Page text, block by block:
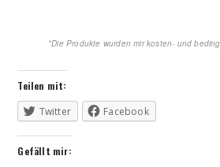
*Die Produkte wurden mir kosten- und
Teilen mit:
Twitter
Facebook
Gefällt mir: